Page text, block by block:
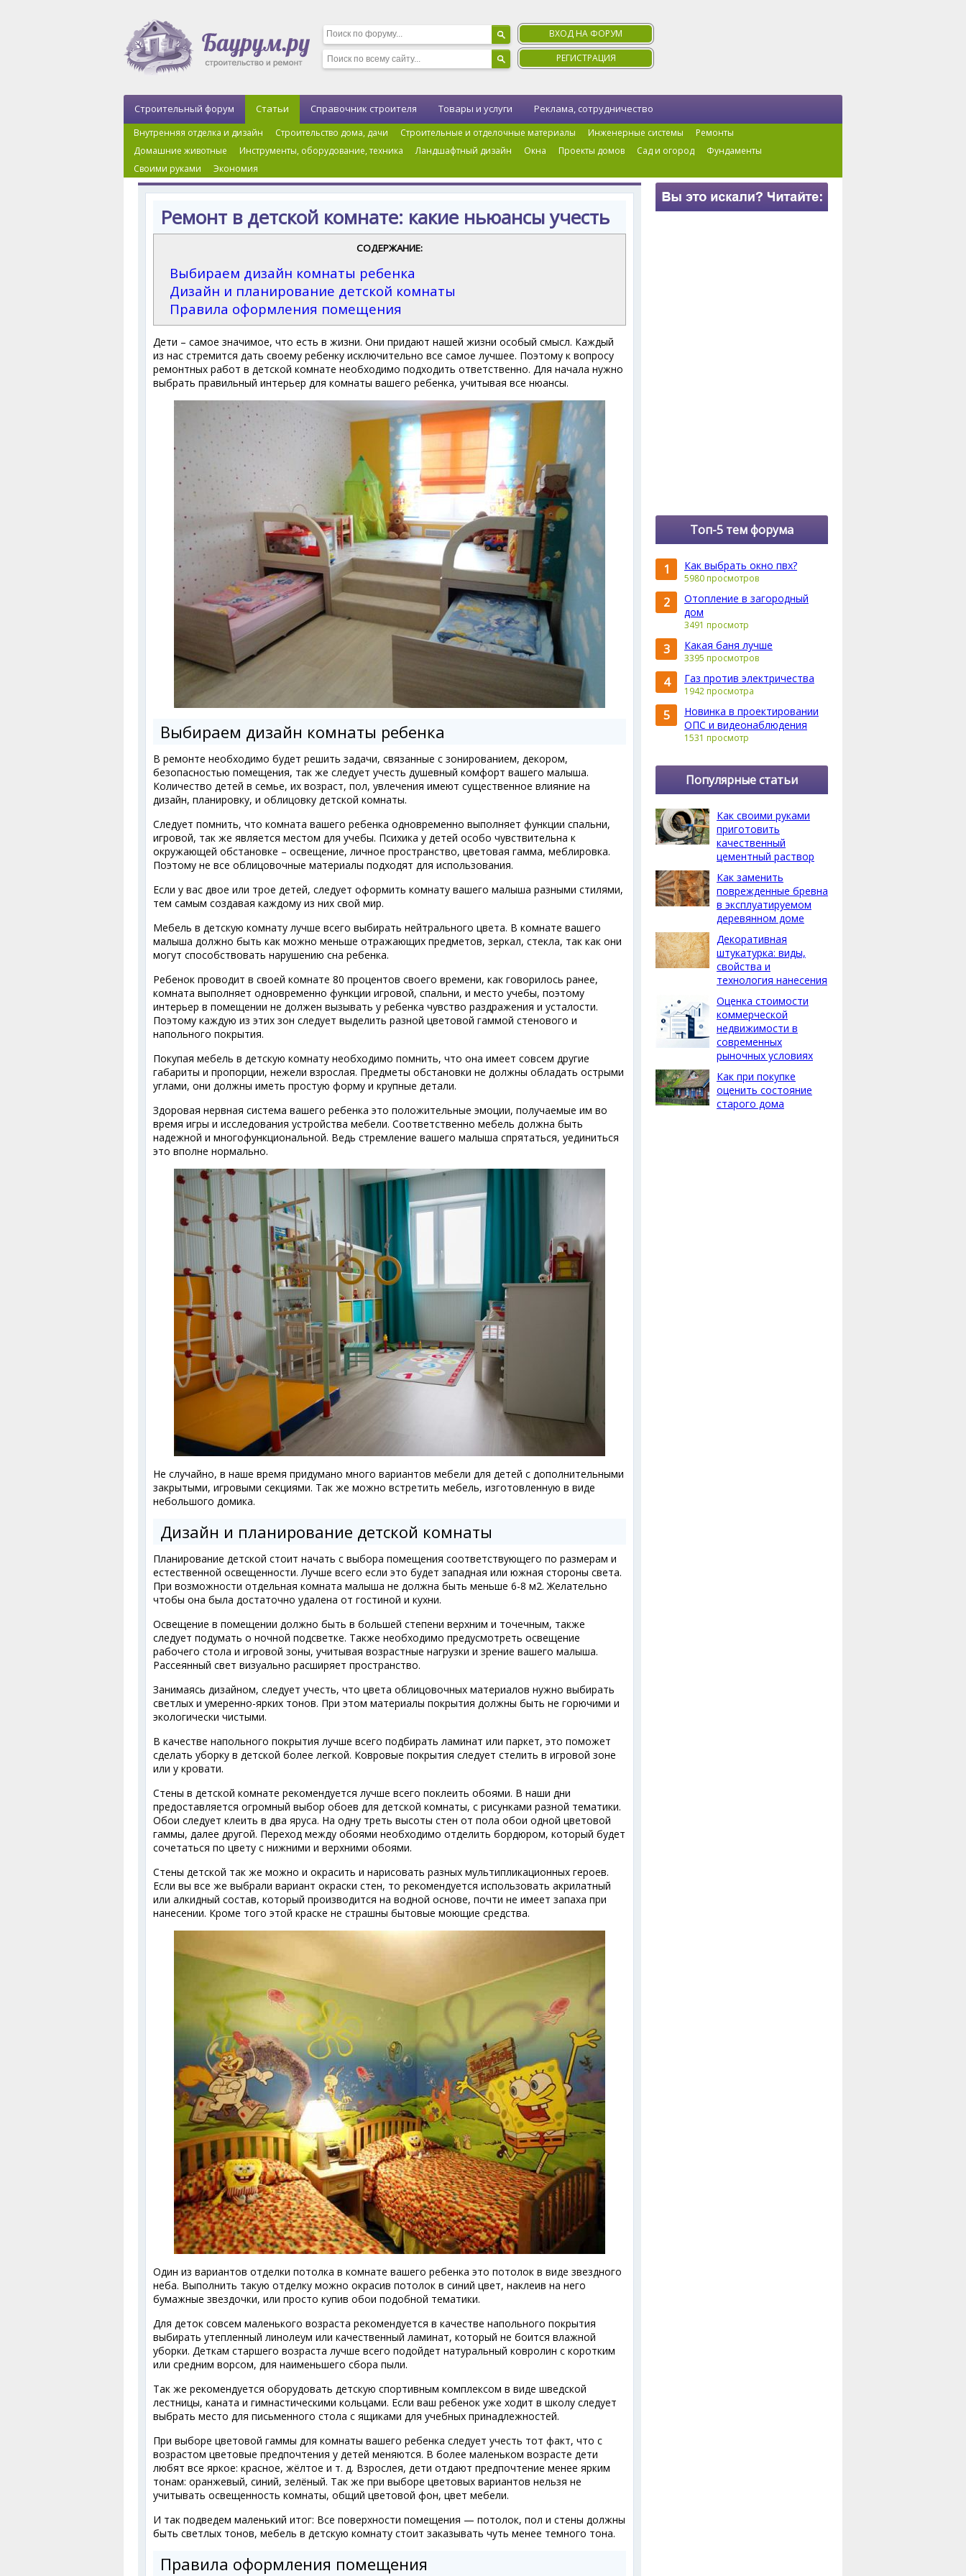
ВХОД НА ФОРУМ
РЕГИСТРАЦИЯ
Строительный форум Статьи
Внутренняя отделка и дизайн Строительство дома, дачи Строительные и отделочные материалы Инженерные системы
Ремонты
Домашние животные
Инструменты, оборудование, техника Ландшафтный дизайн Окна Проекты домов Сад и огород
Фундаменты
Своими руками
Экономия
Справочник строителя Товары и услуги Реклама, сотрудничество
Главная ›Внутренняя отделка и дизайн
Ремонт в детской комнате: какие ньюансы учесть
СОДЕРЖАНИЕ:
Выбираем дизайн комнаты ребенка
Дизайн и планирование детской комнаты
Правила оформления помещения
Дети – самое значимое, что есть в жизни. Они придают нашей жизни особый смысл. Каждый
из нас стремится дать своему ребенку исключительно все самое лучшее. Поэтому к вопросу
ремонтных работ в детской комнате необходимо подходить ответственно. Для начала нужно
выбрать правильный интерьер для комнаты вашего ребенка, учитывая все нюансы.
Выбираем дизайн комнаты ребенка
В ремонте необходимо будет решить задачи, связанные с зонированием, декором,
безопасностью помещения, так же следует учесть душевный комфорт вашего малыша.
Количество детей в семье, их возраст, пол, увлечения имеют существенное влияние на
дизайн, планировку, и облицовку детской комнаты.
Следует помнить, что комната вашего ребенка одновременно выполняет функции спальни,
игровой, так же является местом для учебы. Психика у детей особо чувствительна к
окружающей обстановке – освещение, личное пространство, цветовая гамма, меблировка.
Поэтому не все облицовочные материалы подходят для использования.
Если у вас двое или трое детей, следует оформить комнату вашего малыша разными стилями,
тем самым создавая каждому из них свой мир.
Мебель в детскую комнату лучше всего выбирать нейтрального цвета. В комнате вашего
малыша должно быть как можно меньше отражающих предметов, зеркал, стекла, так как они
могут способствовать нарушению сна ребенка.
Ребенок проводит в своей комнате 80 процентов своего времени, как говорилось ранее,
комната выполняет одновременно функции игровой, спальни, и место учебы, поэтому
интерьер в помещении не должен вызывать у ребенка чувство раздражения и усталости.
Поэтому каждую из этих зон следует выделить разной цветовой гаммой стенового и
напольного покрытия.
Покупая мебель в детскую комнату необходимо помнить, что она имеет совсем другие
габариты и пропорции, нежели взрослая. Предметы обстановки не должны обладать острыми
углами, они должны иметь простую форму и крупные детали.
Здоровая нервная система вашего ребенка это положительные эмоции, получаемые им во
время игры и исследования устройства мебели. Соответственно мебель должна быть
надежной и многофункциональной. Ведь стремление вашего малыша спрятаться, уединиться
это вполне нормально.
Не случайно, в наше время придумано много вариантов мебели для детей с дополнительными
закрытыми, игровыми секциями. Так же можно встретить мебель, изготовленную в виде
небольшого домика.
Дизайн и планирование детской комнаты
Планирование детской стоит начать с выбора помещения соответствующего по размерам и
естественной освещенности. Лучше всего если это будет западная или южная стороны света.
При возможности отдельная комната малыша не должна быть меньше 6-8 м2. Желательно
чтобы она была достаточно удалена от гостиной и кухни.
Освещение в помещении должно быть в большей степени верхним и точечным, также
следует подумать о ночной подсветке. Также необходимо предусмотреть освещение
рабочего стола и игровой зоны, учитывая возрастные нагрузки и зрение вашего малыша.
Рассеянный свет визуально расширяет пространство.
Занимаясь дизайном, следует учесть, что цвета облицовочных материалов нужно выбирать
светлых и умеренно-ярких тонов. При этом материалы покрытия должны быть не горючими и
экологически чистыми.
В качестве напольного покрытия лучше всего подбирать ламинат или паркет, это поможет
сделать уборку в детской более легкой. Ковровые покрытия следует стелить в игровой зоне
или у кровати.
Стены в детской комнате рекомендуется лучше всего поклеить обоями. В наши дни
предоставляется огромный выбор обоев для детской комнаты, с рисунками разной тематики.
Обои следует клеить в два яруса. На одну треть высоты стен от пола обои одной цветовой
гаммы, далее другой. Переход между обоями необходимо отделить бордюром, который будет
сочетаться по цвету с нижними и верхними обоями.
Стены детской так же можно и окрасить и нарисовать разных мультипликационных героев.
Если вы все же выбрали вариант окраски стен, то рекомендуется использовать акрилатный
или алкидный состав, который производится на водной основе, почти не имеет запаха при
нанесении. Кроме того этой краске не страшны бытовые моющие средства.
Один из вариантов отделки потолка в комнате вашего ребенка это потолок в виде звездного
неба. Выполнить такую отделку можно окрасив потолок в синий цвет, наклеив на него
бумажные звездочки, или просто купив обои подобной тематики.
Для деток совсем маленького возраста рекомендуется в качестве напольного покрытия
выбирать утепленный линолеум или качественный ламинат, который не боится влажной
уборки. Деткам старшего возраста лучше всего подойдет натуральный ковролин с коротким
или средним ворсом, для наименьшего сбора пыли.
Так же рекомендуется оборудовать детскую спортивным комплексом в виде шведской
лестницы, каната и гимнастическими кольцами. Если ваш ребенок уже ходит в школу следует
выбрать место для письменного стола с ящиками для учебных принадлежностей.
При выборе цветовой гаммы для комнаты вашего ребенка следует учесть тот факт, что с
возрастом цветовые предпочтения у детей меняются. В более маленьком возрасте дети
любят все яркое: красное, жёлтое и т. д. Взрослея, дети отдают предпочтение менее ярким
тонам: оранжевый, синий, зелёный. Так же при выборе цветовых вариантов нельзя не
учитывать освещенность комнаты, общий цветовой фон, цвет мебели.
И так подведем маленький итог: Все поверхности помещения — потолок, пол и стены должны
быть светлых тонов, мебель в детскую комнату стоит заказывать чуть менее темного тона.
Правила оформления помещения
Топ-5 тем форума
1 Как выбрать окно пвх?
5980 просмотров
2
Отопление в загородный
дом
3491 просмотр
3 Какая баня лучше
3395 просмотров
4 Газ против электричества
1942 просмотра
5
Новинка в проектировании
ОПС и видеонаблюдения
1531 просмотр
Популярные статьи
Как своими руками
приготовить
качественный
цементный раствор
Как заменить
поврежденные бревна
в эксплуатируемом
деревянном доме
Декоративная
штукатурка: виды,
свойства и
технология нанесения
Оценка стоимости
коммерческой
недвижимости в
современных
рыночных условиях
Как при покупке
оценить состояние
старого дома